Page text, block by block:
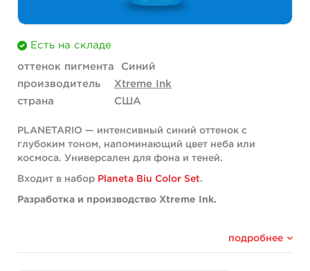
Есть на складе
оттенок пигмента
Синий
производитель
Xtreme Ink
страна
США
PLANETARIO — интенсивный синий оттенок с
глубоким тоном, напоминающий цвет неба или
космоса. Универсален для фона и теней.
Входит в набор Planeta Biu Color Set.
Разработка и производство Xtreme Ink.
производстве пигментов для татуировок компания
подробнее